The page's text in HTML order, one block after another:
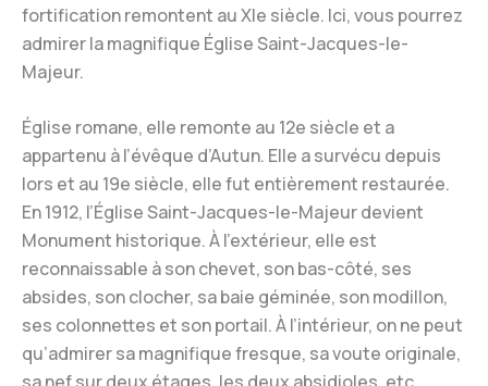
fortification remontent au XIe siècle. Ici, vous pourrez
admirer la magnifique Église Saint-Jacques-le-
Majeur.
Église romane, elle remonte au 12e siècle et a
appartenu à l’évêque d’Autun. Elle a survécu depuis
lors et au 19e siècle, elle fut entièrement restaurée.
En 1912, l’Église Saint-Jacques-le-Majeur devient
Monument historique. À l’extérieur, elle est
reconnaissable à son chevet, son bas-côté, ses
absides, son clocher, sa baie géminée, son modillon,
ses colonnettes et son portail. À l’intérieur, on ne peut
qu’admirer sa magnifique fresque, sa voute originale,